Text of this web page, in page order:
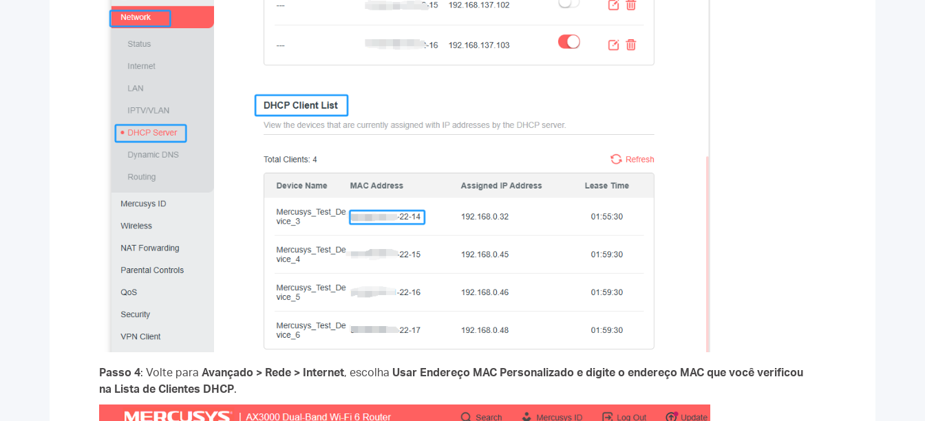
Passo 4: Volte para Avançado > Rede > Internet, escolha Usar Endereço MAC Personalizado e digite o endereço MAC que você verificou
na Lista de Clientes DHCP.